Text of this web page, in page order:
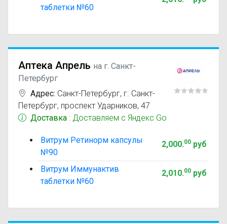
таблетки №60
Аптека Апрель на г. Санкт-
Петербург
Адрес: Санкт-Петербург, г. Санкт-
Петербург, проспект Ударников, 47
Доставка : Доставляем с Яндекс Go
Витрум Ретинорм капсулы
№90
2,000.00руб
Витрум Иммунактив
таблетки №60
2,010.00руб